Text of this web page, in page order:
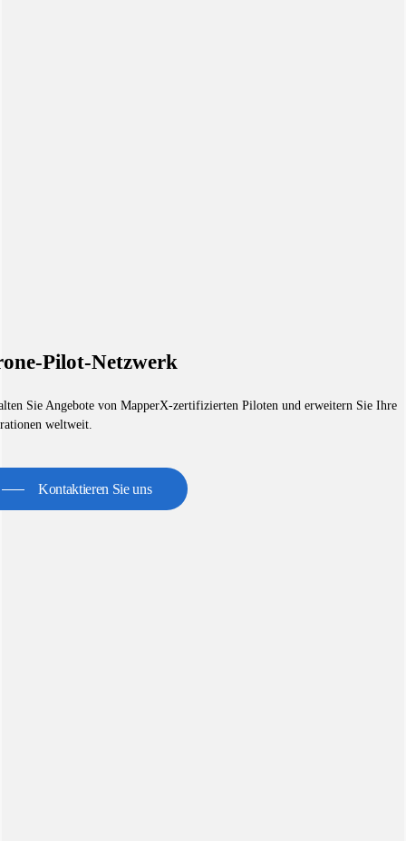
Pilot-Netzwerk
Sie Angebote von MapperX-zertifizierten Piloten und erweitern Sie Ihre
weltweit.
Kontaktieren Sie uns